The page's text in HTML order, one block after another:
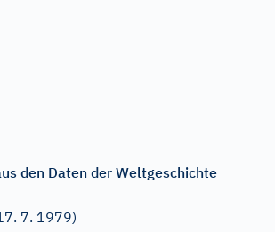
den Daten der Weltgeschichte
7. 1979)